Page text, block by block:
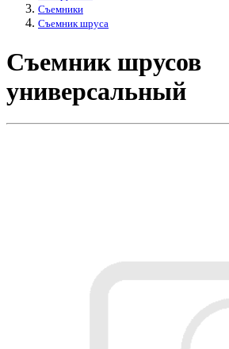
Съемники
Съемник шруса
Съемник шрусов
универсальный